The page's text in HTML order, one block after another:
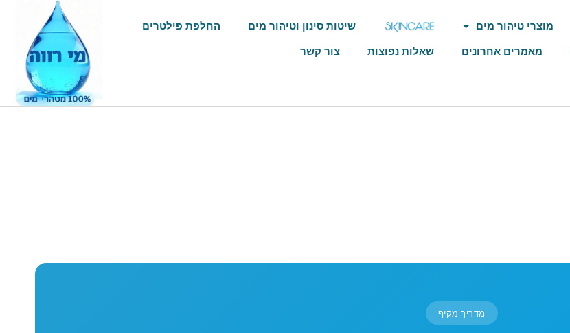
מוצרי טיהור מים שיטות סינון וטיהור מים החלפת פילטרים
מאמרים אחרונים שאלות נפוצות צור קשר
מדריך מקיף